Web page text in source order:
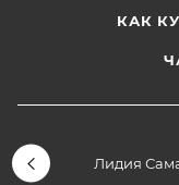
КАК
Лидия